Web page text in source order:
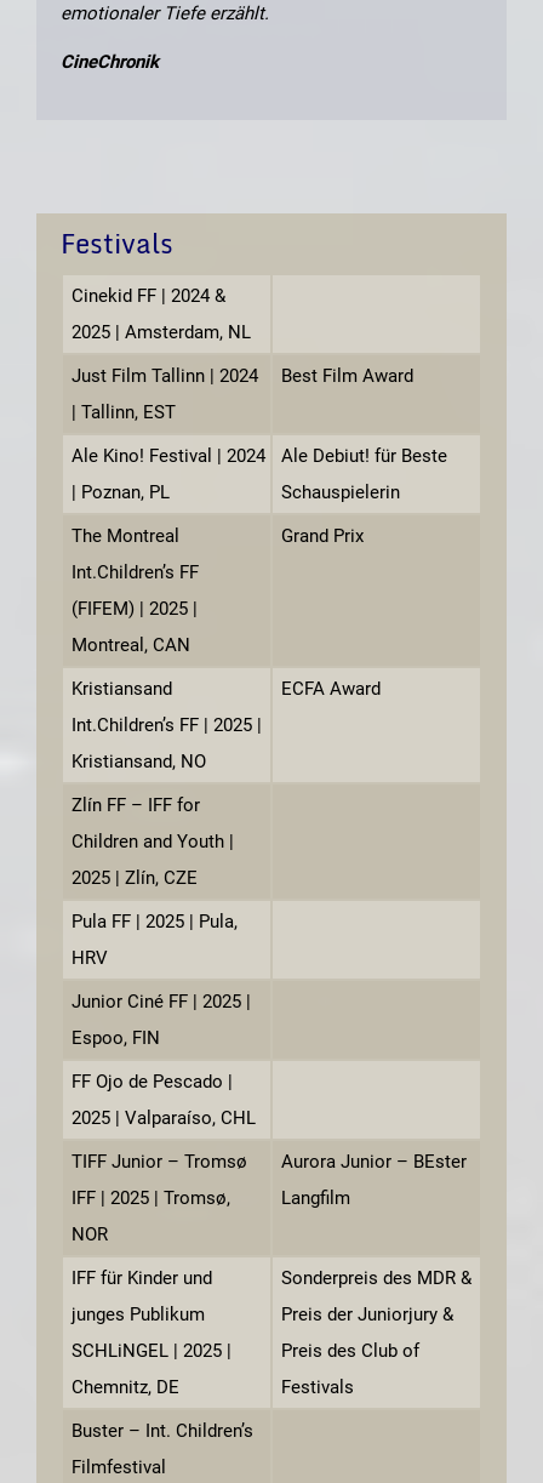
emotionaler Tiefe erzählt.
CineChronik
Festivals
Cinekid FF | 2024 &
2025 | Amsterdam, NL
Just Film Tallinn | 2024
| Tallinn, EST
Best Film Award
Ale Kino! Festival | 2024
| Poznan, PL
Ale Debiut! für Beste
Schauspielerin
The Montreal
Int.Children’s FF
(FIFEM) | 2025 |
Montreal, CAN
Grand Prix
Kristiansand
Int.Children’s FF | 2025 |
Kristiansand, NO
ECFA Award
Zlín FF – IFF for
Children and Youth |
2025 | Zlín, CZE
Pula FF | 2025 | Pula,
HRV
Junior Ciné FF | 2025 |
Espoo, FIN
FF Ojo de Pescado |
2025 | Valparaíso, CHL
TIFF Junior – Tromsø
IFF | 2025 | Tromsø,
NOR
Aurora Junior – BEster
Langfilm
IFF für Kinder und
junges Publikum
SCHLiNGEL | 2025 |
Chemnitz, DE
Sonderpreis des MDR &
Preis der Juniorjury &
Preis des Club of
Festivals
Buster – Int. Children’s
Filmfestival